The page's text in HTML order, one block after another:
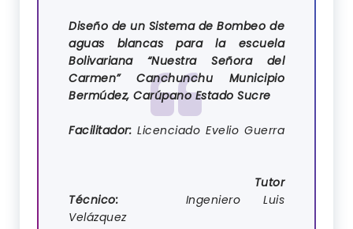
Diseño de un Sistema de Bombeo de
aguas blancas para la escuela
Bolivariana “Nuestra Señora del
Carmen” Canchunchu Municipio
Bermúdez, Carúpano Estado Sucre
Facilitador: Licenciado Evelio Guerra
Tutor
Técnico:
Ingeniero Luis
Velázquez